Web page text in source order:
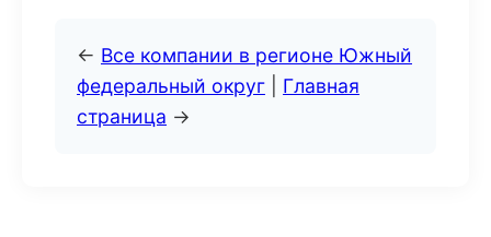
← Все компании в регионе Южный
федеральный округ
Главная
страница →